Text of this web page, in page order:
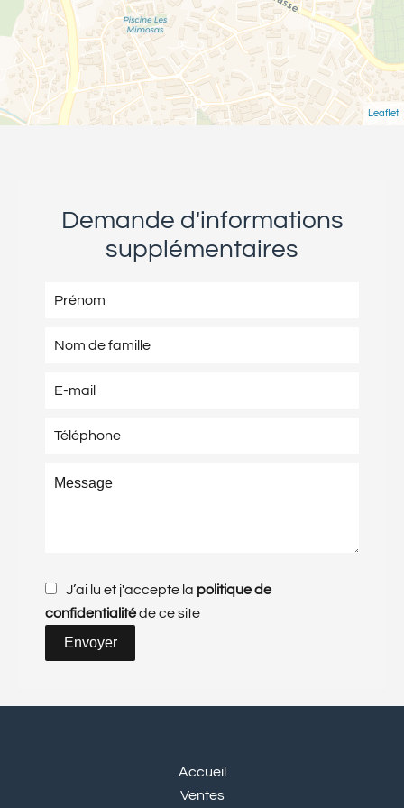
Leaflet
Demande d'informations
supplémentaires
J’ai lu et j'accepte la politique de
confidentialitéde ce site
Envoyer
Accueil
Ventes